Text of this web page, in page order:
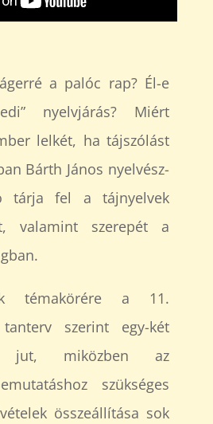
a palóc rap? Él-e
nyelvjárás? Miért
lelkét, ha tájszólást
Bárth János nyelvész-
tárja fel a tájnyelvek
valamint szerepét a
témakörére a 11.
szerint egy-két
jut, miközben az
szükséges
összeállítása sok